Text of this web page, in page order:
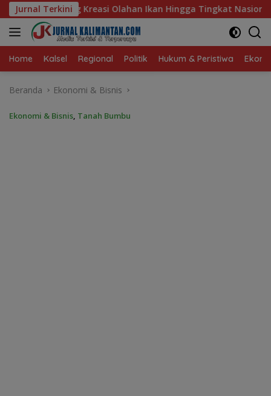
Langsung
ke
konten
Jurnal Terkini
Hingga Tingkat Nasional Pada Lomba Masak Serba Ikan
Home Kalsel Regional Politik Hukum & Peristiwa
Beranda Ekonomi & Bisnis
Ekonomi & Bisnis, Tanah Bumbu